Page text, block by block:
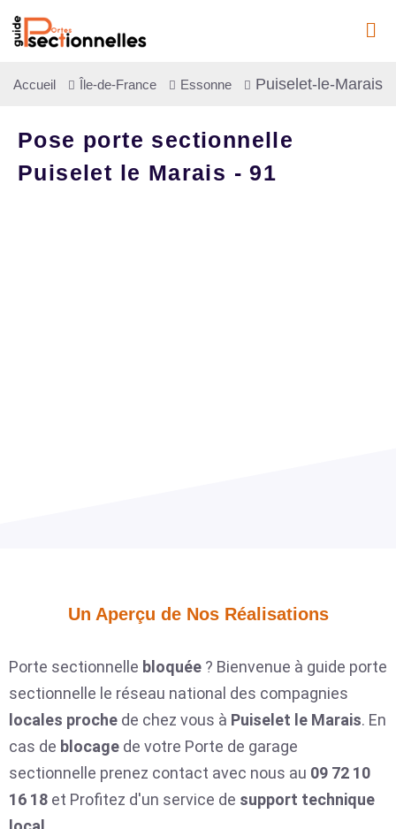
Accueil Île-de-France Essonne Puiselet-le-Marais
Pose porte sectionnelle
Puiselet le Marais - 91
Un Aperçu de Nos Réalisations​
Porte sectionnelle bloquée ? Bienvenue à guide porte
sectionnelle le réseau national des compagnies
locales proche de chez vous à Puiselet le Marais. En
cas de blocage de votre Porte de garage
sectionnelle prenez contact avec nous au 09 72 10
16 18 et Profitez d'un service de support technique